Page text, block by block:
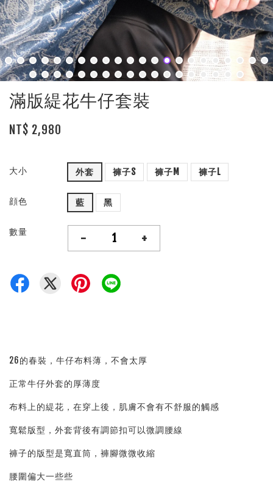
滿版緹花牛仔套裝
NT$ 2,980
大小 外套 褲子S 褲子M 褲子L
顔色 藍 黑
數量 - +
26的春裝，牛仔布料薄，不會太厚
正常牛仔外套的厚薄度
布料上的緹花，在穿上後，肌膚不會有不舒服的觸感
寬鬆版型，外套背後有調節扣可以微調腰線
褲子的版型是寬直筒，褲腳微微收縮
腰圍偏大一些些